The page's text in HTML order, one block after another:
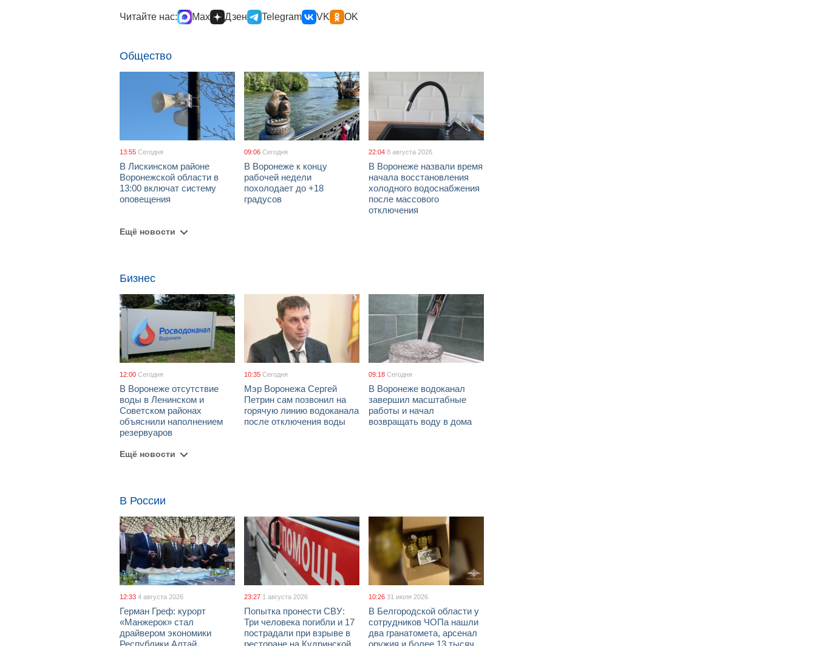
Читайте нас: Max Дзен Telegram VK OK
Общество
13:55 Сегодня
В Лискинском районе
Воронежской области в
13:00 включат систему
оповещения
09:06 Сегодня
В Воронеже к концу
рабочей недели
похолодает до +18
градусов
22:04 8 августа 2026
В Воронеже назвали время
начала восстановления
холодного водоснабжения
после массового
отключения
Ещё новости
Бизнес
12:00 Сегодня
В Воронеже отсутствие
воды в Ленинском и
Советском районах
объяснили наполнением
резервуаров
10:35 Сегодня
Мэр Воронежа Сергей
Петрин сам позвонил на
горячую линию водоканала
после отключения воды
09:18 Сегодня
В Воронеже водоканал
завершил масштабные
работы и начал
возвращать воду в дома
Ещё новости
В России
12:33 4 августа 2026
Герман Греф: курорт
«Манжерок» стал
драйвером экономики
Республики Алтай
23:27 1 августа 2026
Попытка пронести СВУ:
Три человека погибли и 17
пострадали при взрыве в
ресторане на Кудринской
10:26 31 июля 2026
В Белгородской области у
сотрудников ЧОПа нашли
два гранатомета, арсенал
оружия и более 13 тысяч